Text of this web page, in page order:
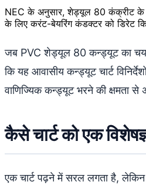
NEC के अनुसार, शेड्यूल 80 कंक्रीट के
के लिए करंट-बेयरिंग कंडक्टर को डिरेट
जब PVC शेड्यूल 80 कन्ड्यूट का
कि यह आवासीय कन्ड्यूट चार्ट
वाणिज्यिक कन्ड्यूट भरने की क्षमता से
कैसे चार्ट को एक
एक चार्ट पढ़ने में सरल लगता है,